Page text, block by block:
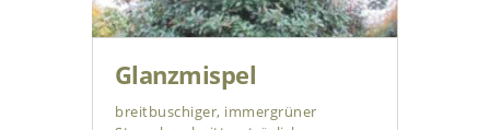
Glanzmispel
breitbuschiger, immergrüner